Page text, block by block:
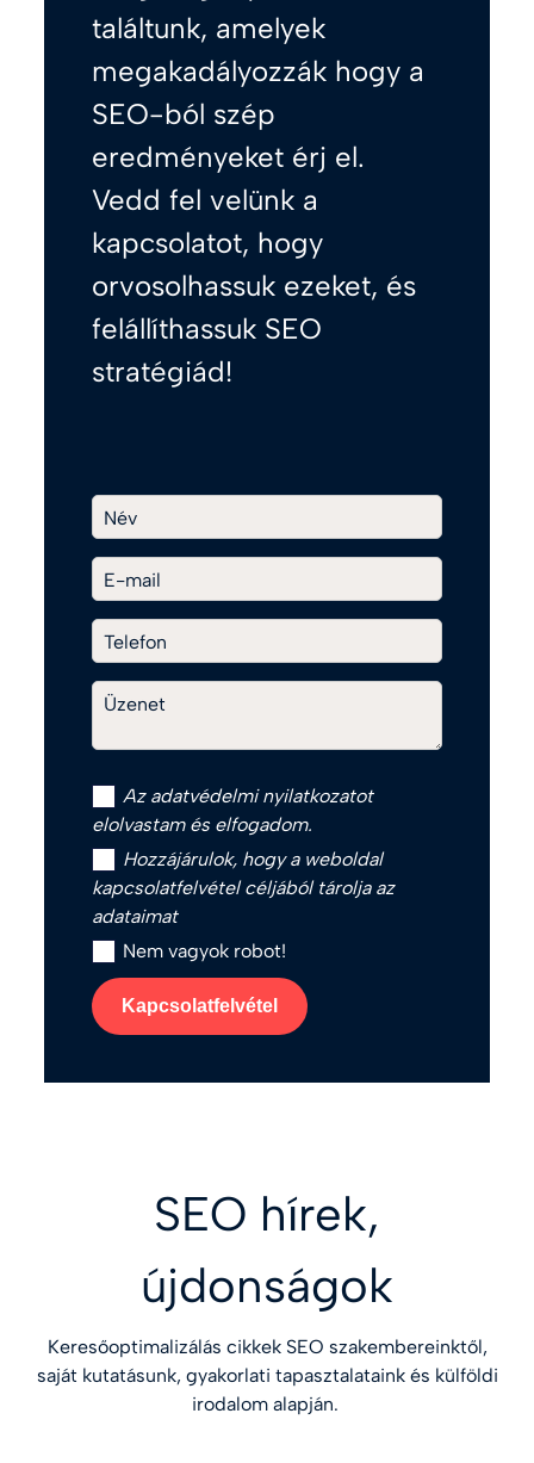
találtunk, amelyek
megakadályozzák hogy a
SEO-ból szép
eredményeket érj el.
Vedd fel velünk a
kapcsolatot, hogy
orvosolhassuk ezeket, és
felállíthassuk SEO
stratégiád!
Név
E-mail
Telefon
Üzenet
Az adatvédelmi nyilatkozatot
elolvastam és elfogadom.
Hozzájárulok, hogy a weboldal
kapcsolatfelvétel céljából tárolja az
adataimat
Nem vagyok robot!
Kapcsolatfelvétel
SEO hírek,
újdonságok
Keresőoptimalizálás cikkek SEO szakembereinktől,
saját kutatásunk, gyakorlati tapasztalataink és külföldi
irodalom alapján.